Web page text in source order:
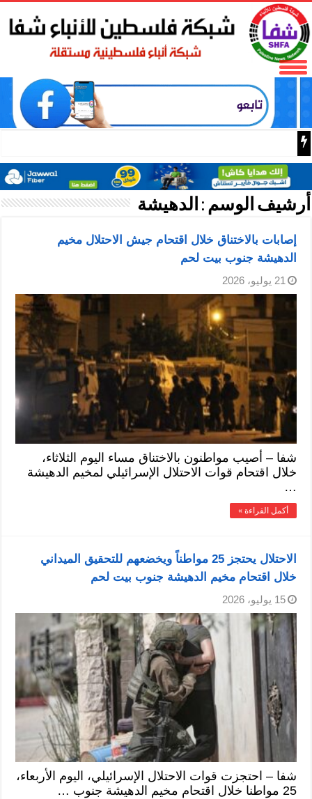
أرشيف الوسم : الدهيشة
إصابات بالاختناق خلال اقتحام جيش الاحتلال مخيم
الدهيشة جنوب بيت لحم
21 يوليو، 2026
شفا – أصيب مواطنون بالاختناق مساء اليوم الثلاثاء،
خلال اقتحام قوات الاحتلال الإسرائيلي لمخيم الدهيشة
…
أكمل القراءة »
الاحتلال يحتجز 25 مواطناً ويخضعهم للتحقيق الميداني
خلال اقتحام مخيم الدهيشة جنوب بيت لحم
15 يوليو، 2026
شفا – احتجزت قوات الاحتلال الإسرائيلي، اليوم الأربعاء،
25 مواطنا خلال اقتحام مخيم الدهيشة جنوب …